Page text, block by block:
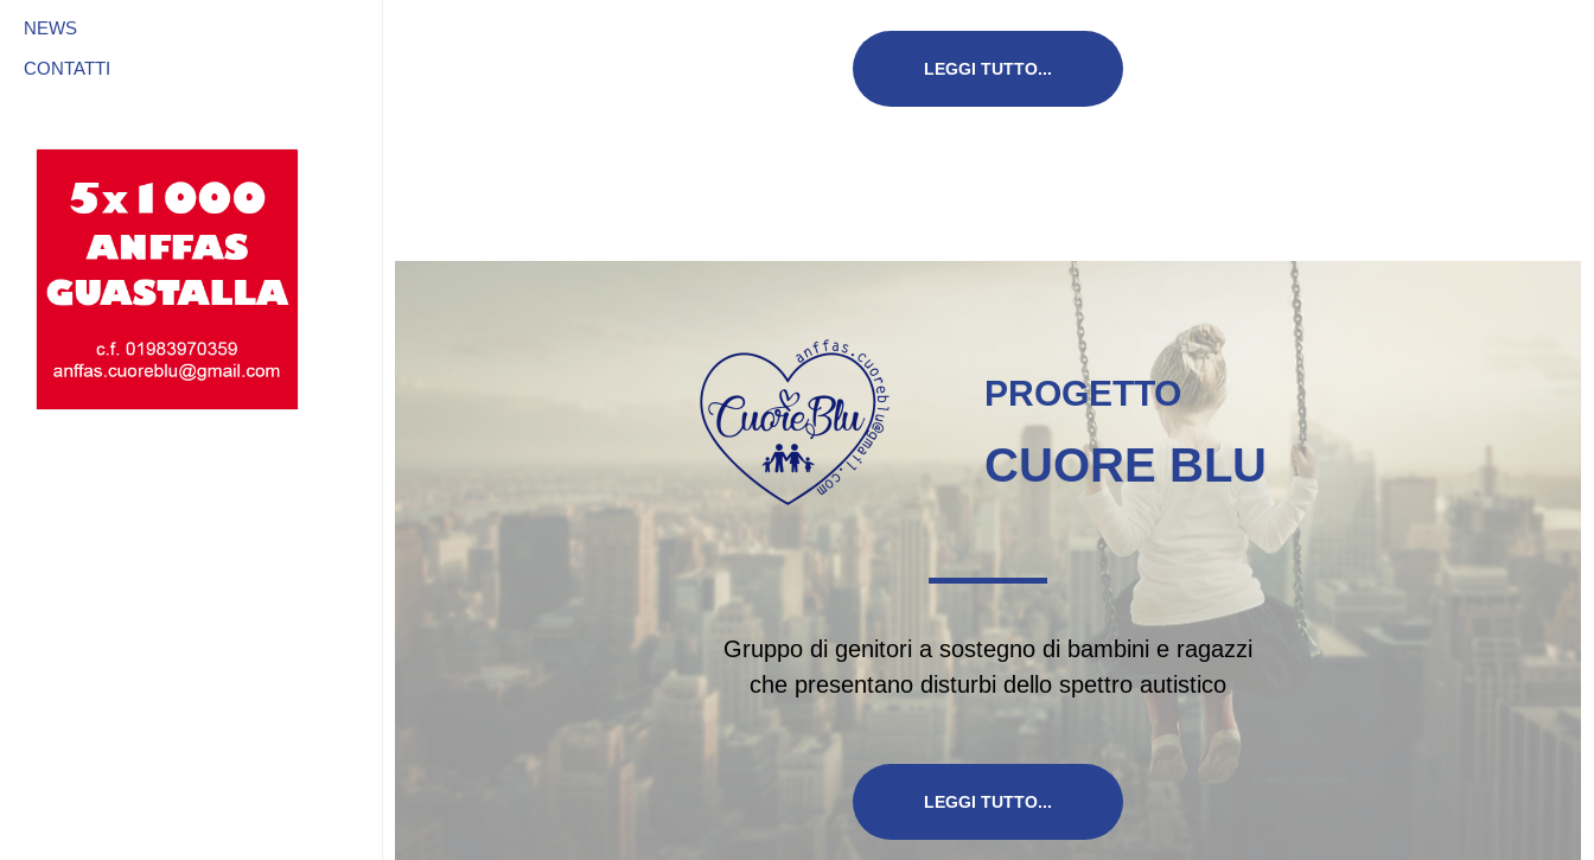
NEWS
CONTATTI
LEGGI TUTTO...
PROGETTO
CUORE BLU
Gruppo di genitori a sostegno di bambini e ragazzi
che presentano disturbi dello spettro autistico
LEGGI TUTTO...